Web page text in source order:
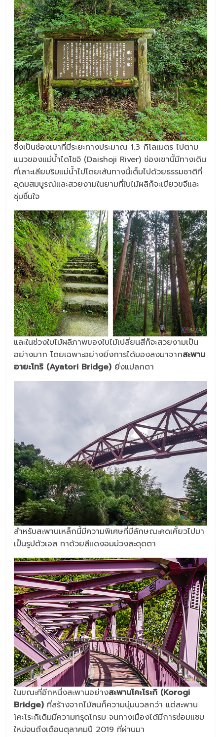
ซึ่งเป็นช่องเขาที่มีระยะทางประมาณ 1.3 กิโลเมตร ไปตาม
แนวของแม่น้ำไดโชจิ (Daishoji River) ช่องเขานี้มีทางเดิน
ที่เลาะเลียบริมแม่น้ำไปโดยเส้นทางนี้เต็มไปด้วยธรรมชาติที่
อุดมสมบูรณ์และสวยงามในยามที่ใบไม้ผลิก็จะเขียวขจีและ
ชุ่มชื่นใจ
และในช่วงใบไม้ผลิภาพของใบไม้เปลี่ยนสีก็จะสวยงามเป็น
อย่างมาก โดยเฉพาะอย่างยิ่งการได้มองลงมาจากสะพาน
อายะโทริ (Ayatori Bridge) ยิ่งแปลกตา
สำหรับสะพานเหล็กนี้มีความพิเศษที่มีลักษณะคดเคี้ยวไปมา
เป็นรูปตัวเอส ทาด้วยสีแดงอมม่วงสะดุดตา
ในขณะที่อีกหนึ่งสะพานอย่างสะพานโคะโระกิ (Korogi
Bridge) ที่สร้างจากไม้สนก็ความนุ่มนวลกว่า แต่สะพาน
โคะโระกิเดิมมีความทรุดโทรม จนทางเมืองได้มีการซ่อมแซม
ใหม่จนถึงเดือนตุลาคมปี 2019 ที่ผ่านมา